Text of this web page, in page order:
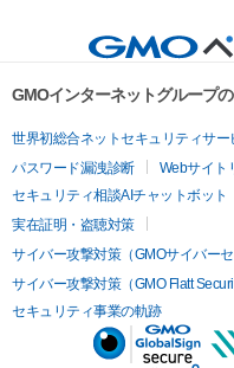
GMOインターネットグループ
世界初総合ネットセキュリティサー
パスワード漏洩診断
Webサイト
セキュリティ相談AIチャットボット
実在証明・盗聴対策
サイバー攻撃対策（GMOサイバー
サイバー攻撃対策（GMO Flatt
セキュリティ事業の軌跡